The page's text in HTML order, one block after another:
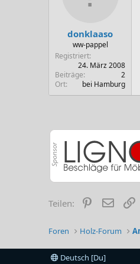
donklaaso
ww-pappel
Registriert
24. März 2008
Beiträge
2
Ort
bei Hamburg
Teilen: Pinterest
E-Mail
Foren Holz-Forum
Deutsch [Du]